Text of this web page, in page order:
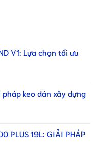
V1: Lựa chọn tối ưu
pháp keo dán xây dựng
PLUS 19L: GIẢI PHÁP